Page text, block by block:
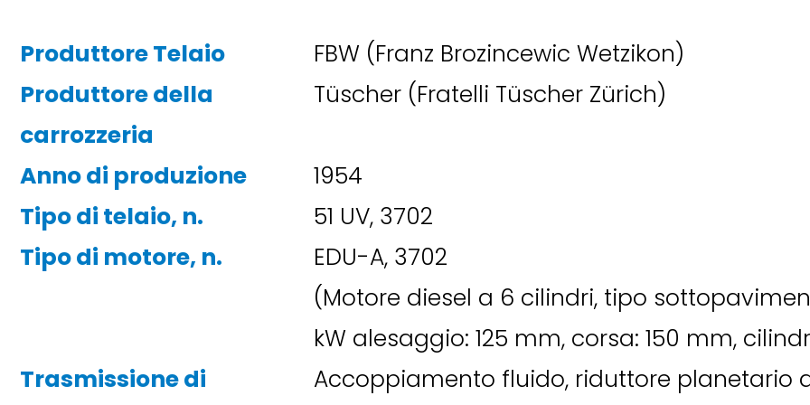
Produttore Telaio
FBW (Franz Brozincewic Wetzikon)
Produttore della
carrozzeria
Tüscher (Fratelli Tüscher Zürich)
Anno di produzione
1954
Tipo di telaio, n.
51 UV, 3702
Tipo di motore, n.
EDU-A, 3702
(Motore diesel a 6 cilindri, tipo
kW alesaggio: 125 mm, corsa: 150 mm,
Trasmissione di
Accoppiamento fluido, riduttore